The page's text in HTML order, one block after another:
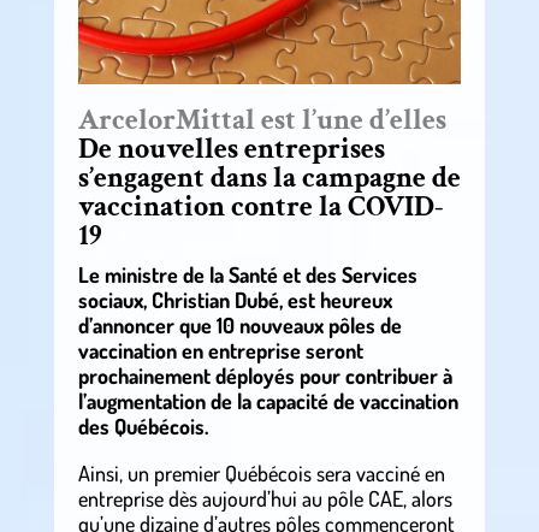
ArcelorMittal est l’une d’elles
De nouvelles entreprises
s’engagent dans la campagne de
vaccination contre la COVID-
19
Le ministre de la Santé et des Services
sociaux, Christian Dubé, est heureux
d’annoncer que 10 nouveaux pôles de
vaccination en entreprise seront
prochainement déployés pour contribuer à
l’augmentation de la capacité de vaccination
des Québécois.
Ainsi, un premier Québécois sera vacciné en
entreprise dès aujourd’hui au pôle CAE, alors
qu’une dizaine d’autres pôles commenceront